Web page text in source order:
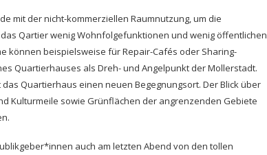
mit der nicht-kommerziellen Raumnutzung, um die
Qartier wenig Wohnfolgefunktionen und wenig öffentlichen
können beispielsweise für Repair-Cafés oder Sharing-
Quartierhauses als Dreh- und Angelpunkt der Mollerstadt.
Quartierhaus einen neuen Begegnungsort. Der Blick über
Kulturmeile sowie Grünflächen der angrenzenden Gebiete
auch am letzten Abend von den tollen